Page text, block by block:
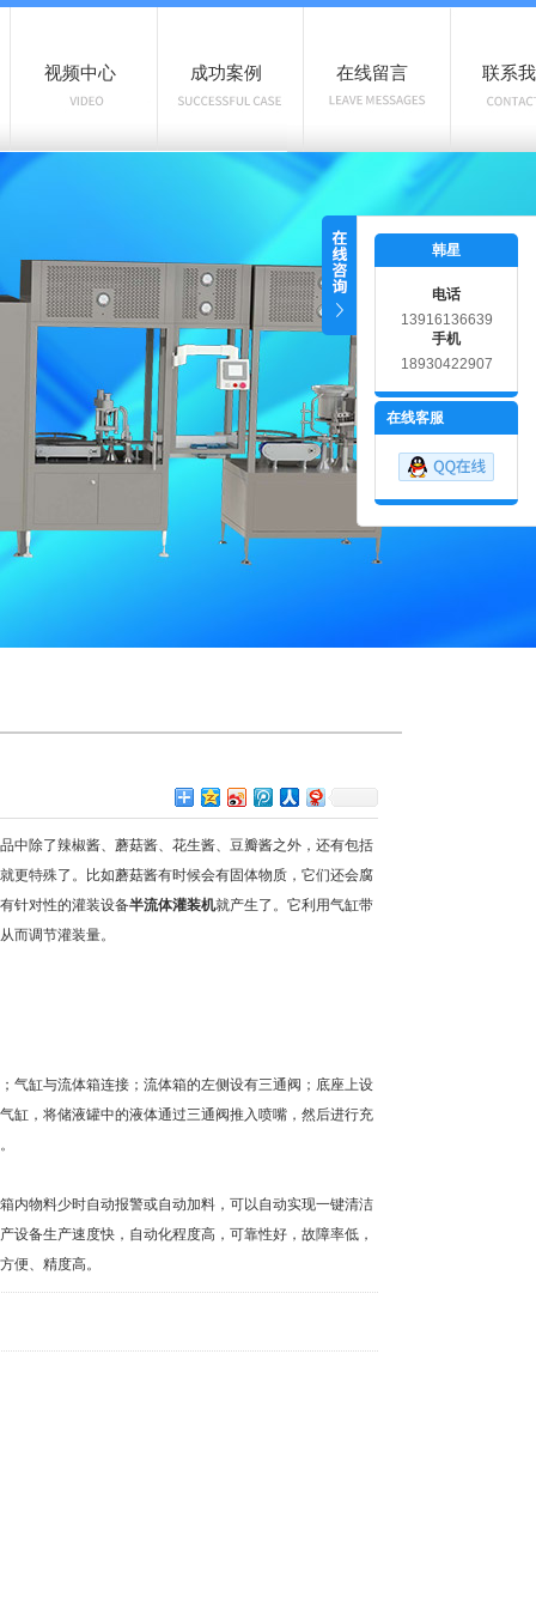
视频中心 成功案例 在线留言 联系
除了辣椒酱、蘑菇酱、花生酱、豆瓣酱之外，还有包括
更特殊了。比如蘑菇酱有时候会有固体物质，它们还会腐
针对性的灌装设备半流体灌装机就产生了。它利用气缸带
而调节灌装量。
缸与流体箱连接；流体箱的左侧设有三通阀；底座上设
缸，将储液罐中的液体通过三通阀推入喷嘴，然后进行充
物料少时自动报警或自动加料，可以自动实现一键清洁
备生产速度快，自动化程度高，可靠性好，故障率低，
便、精度高。
韩星
电话
13916136639
手机
18930422907
在线客服